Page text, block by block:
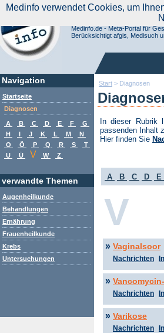
Start > Diagnosen
In dieser Rubrik
passenden Inhalt
Hier finden Sie
A B C D E
V
» Vaginalsoor
Nachrichten
»
Nachrichten
» Varikose
Nachrichten
Navigation
Startseite
Diagnosen
A B C D E F
G
H
I J K L M
N
O
Ö P Q R S
T
U
Ü V W Z
verwandte Themen
Augenheilkunde
Behandlungen
Ernährung
Frauenheilkunde
Krebs
Untersuchungen
Suchen Sie noch oder Finden
Medinfo.de - Meta-Portal für
Berücksichtigt afgis, Medisuch
Medinfo verwendet Cookies, um